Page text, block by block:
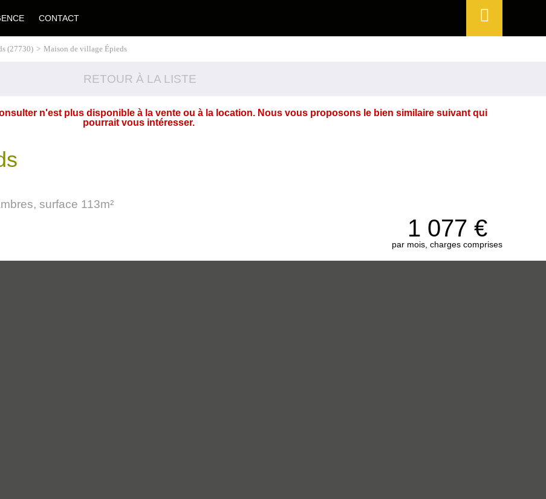
CONTACT
(27730) > Maison de village Épieds
RETOUR À LA LISTE
n'est plus disponible à la vente ou à la location. Nous vous proposons le bien similaire suivant qui
pourrait vous intéresser.
surface 113m²
1 077 €
par mois, charges comprises